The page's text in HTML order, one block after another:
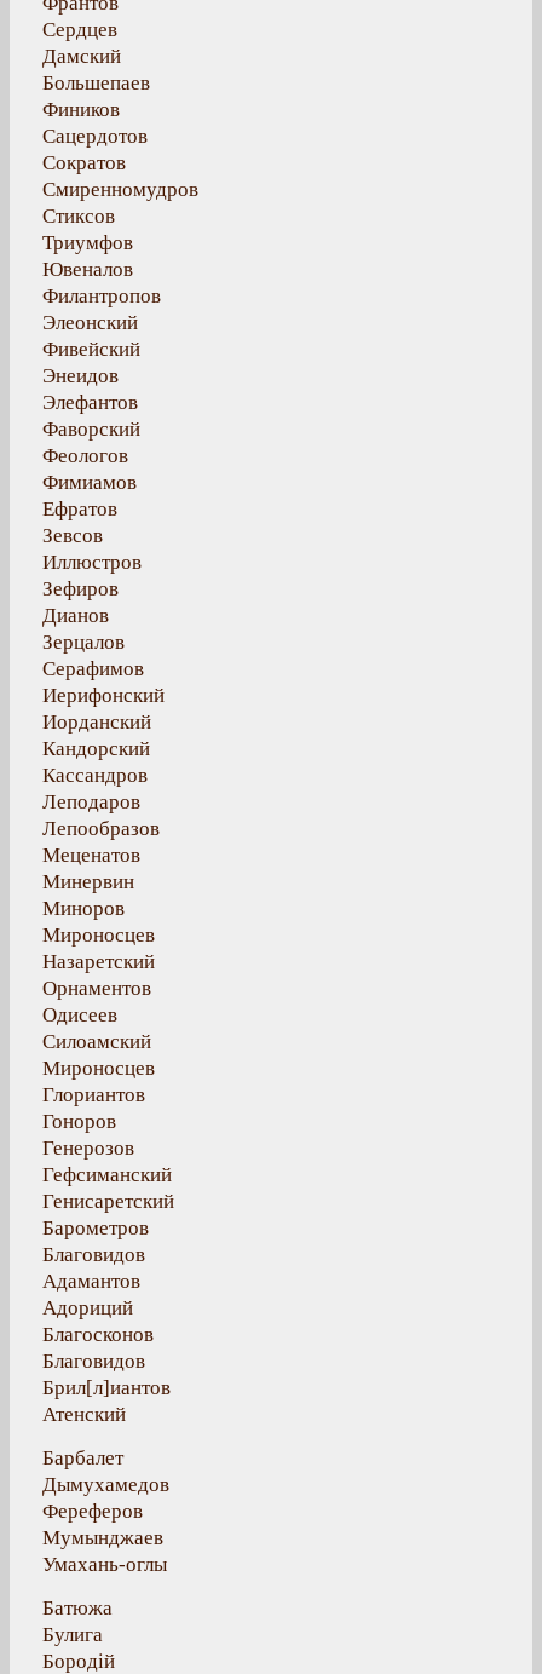
Сердцев
Дамский
Большепаев
Фиников
Сацердотов
Сократов
Смиренномудров
Стиксов
Триумфов
Ювеналов
Филантропов
Элеонский
Фивейский
Энеидов
Элефантов
Фаворский
Феологов
Фимиамов
Ефратов
Зевсов
Иллюстров
Зефиров
Дианов
Зерцалов
Серафимов
Иерифонский
Иорданский
Кандорский
Кассандров
Леподаров
Лепообразов
Меценатов
Минервин
Миноров
Мироносцев
Назаретский
Орнаментов
Одисеев
Силоамский
Мироносцев
Глориантов
Гоноров
Генерозов
Гефсиманский
Генисаретский
Барометров
Благовидов
Адамантов
Адориций
Благосконов
Благовидов
Брил[л]иантов
Атенский
Барбалет
Дымухамедов
Фереферов
Мумынджаев
Умахань-оглы
Батюжа
Булига
Бородій